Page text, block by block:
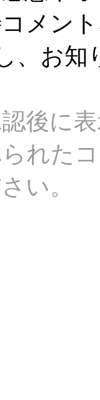
メン
、お
後に
れた
い。